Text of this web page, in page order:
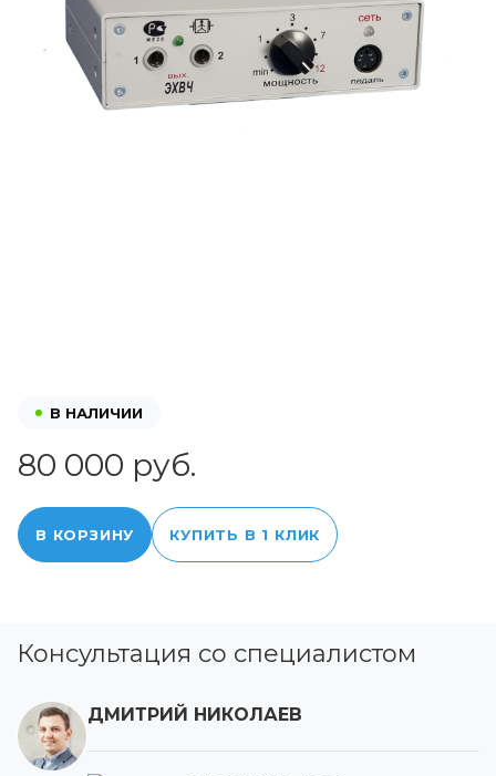
В НАЛИЧИИ
80 000 руб.
В КОРЗИНУ КУПИТЬ В 1 КЛИК
Консультация со специалистом
ДМИТРИЙ НИКОЛАЕВ